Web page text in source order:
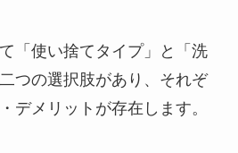
「使い捨てタイプ」と「洗
つの選択肢があり、それぞ
デメリットが存在します。